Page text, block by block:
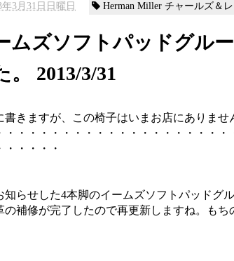
年3月31日日曜日 Herman Miller チャールズ＆
ムズソフトパッドグル
。 2013/3/31
書きますが、この椅子はいまお店にありませ
・・・・・・・・・・・・・・・・・・・
・・・・・
知らせした4本脚のイームズソフトパッドグ
の補修が完了したので再更新しますね。もち